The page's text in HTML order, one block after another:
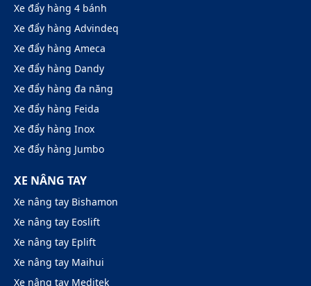
Xe đẩy hàng 4 bánh
Xe đẩy hàng Advindeq
Xe đẩy hàng Ameca
Xe đẩy hàng Dandy
Xe đẩy hàng đa năng
Xe đẩy hàng Feida
Xe đẩy hàng Inox
Xe đẩy hàng Jumbo
XE NÂNG TAY
Xe nâng tay Bishamon
Xe nâng tay Eoslift
Xe nâng tay Eplift
Xe nâng tay Maihui
Xe nâng tay Meditek